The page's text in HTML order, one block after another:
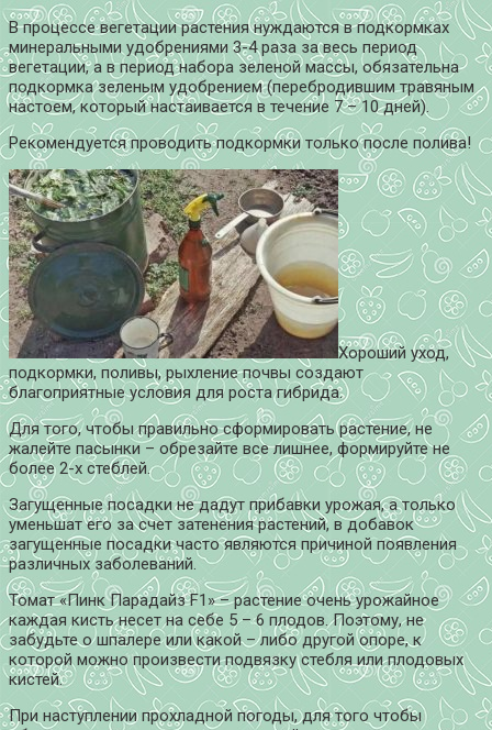
В процессе вегетации растения нуждаются в подкормках
минеральными удобрениями 3-4 раза за весь период
вегетации, а в период набора зеленой массы, обязательна
подкормка зеленым удобрением (перебродившим травяным
настоем, который настаивается в течение 7 – 10 дней).
Рекомендуется проводить подкормки только после полива!
Хороший уход,
подкормки, поливы, рыхление почвы создают
благоприятные условия для роста гибрида.
Для того, чтобы правильно сформировать растение, не
жалейте пасынки – обрезайте все лишнее, формируйте не
более 2-х стеблей.
Загущенные посадки не дадут прибавки урожая, а только
уменьшат его за счет затенения растений, в добавок
загущенные посадки часто являются причиной появления
различных заболеваний.
Томат «Пинк Парадайз F1» – растение очень урожайное
каждая кисть несет на себе 5 – 6 плодов. Поэтому, не
забудьте о шпалере или какой – либо другой опоре, к
которой можно произвести подвязку стебля или плодовых
кистей.
При наступлении прохладной погоды, для того чтобы